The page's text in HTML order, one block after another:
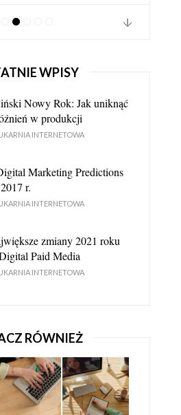
JEST LEPSZA OD
PROJEKTUJĄC
WPISY
Nowy Rok: Jak uniknąć
w produkcji
INTERNETOWA
Marketing Predictions
r.
INTERNETOWA
zmiany 2021 roku
Paid Media
INTERNETOWA
RÓWNIEŻ